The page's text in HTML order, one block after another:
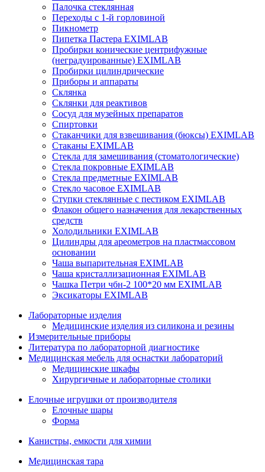
Палочка стеклянная
Переходы с 1-й горловиной
Пикнометр
Пипетка Пастера EXIMLAB
Пробирки конические центрифужные
(неградуированные) EXIMLAB
Пробирки цилиндрические
Приборы и аппараты
Склянка
Склянки для реактивов
Сосуд для музейных препаратов
Спиртовки
Стаканчики для взвешивания (бюксы) EXIMLAB
Стаканы EXIMLAB
Стекла для замешивания (стоматологические)
Стекла покровные EXIMLAB
Стекла предметные EXIMLAB
Стекло часовое EXIMLAB
Ступки стеклянные с пестиком EXIMLAB
Флакон общего назначения для лекарственных
средств
Холодильники EXIMLAB
Цилиндры для ареометров на пластмассовом
основании
Чаша выпарительная EXIMLAB
Чаша кристаллизационная EXIMLAB
Чашка Петри чбн-2 100*20 мм EXIMLAB
Эксикаторы EXIMLAB
Лабораторные изделия
Медицинские изделия из силикона и резины
Измерительные приборы
Литература по лабораторной диагностике
Медицинская мебель для оснастки лабораторий
Медицинские шкафы
Хирургичные и лабораторные столики
Елочные игрушки от производителя
Елочные шары
Форма
Канистры, емкости для химии
Медицинская тара